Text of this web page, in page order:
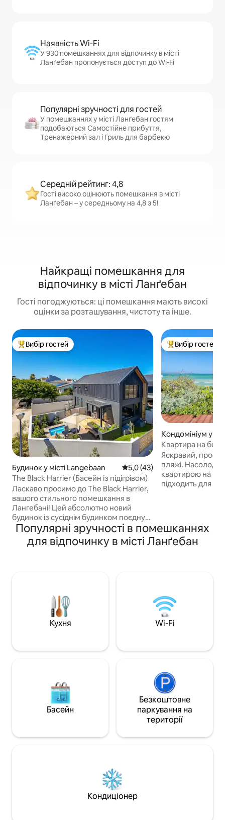
Наявність Wi-Fi
У 930 помешканнях для відпочинку в місті
Ланґебан пропонується доступ до Wi-Fi
Популярні зручності для гостей
У помешканнях у місті Ланґебан гостям
подобаються Самостійне прибуття,
Тренажерний зал і Гриль для барбекю
Середній рейтинг: 4,8
Гості високо оцінюють помешкання в місті
Ланґебан – у середньому на 4,8 з 5!
Найкращі помешкання для
відпочинку в місті Ланґебан
Гості погоджуються: ці помешкання мають високі
оцінки за розташування, чистоту та інше.
Топ вибір гостей
Вибір гостей
Будинок у місті Langebaan Середня оцінка: 5,0 з 5,
5,0 (43)
The Black Harrier (Басейн із підігрівом)
Ласкаво просимо до The Black Harrier,
вашого стильного помешкання в
Лангебані! Цей абсолютно новий
будинок із сусіднім будинком поєднує
в собі сучасний дизайн і комфорт,
розташований недалеко від пляжу.
Високі вікна наповнюють простір
На першому поверсі – спальня з
ліжком розміру «queen size» та
спільною ванною кімнатою, стильна
кухня, приватна тераса з грилем
Ідеально підходить для пар, друзів або
Топ вибір гостей
Вибір гостей
Кондомініум у
с
Квартира на
виходом до
Яскравий,
пляжі. Насолоджуйтеся цією
квартирою на
підходить для 2
(Netflix).
оптоволоконний
дістатися через
Примітка: також
односпальні
Популярні зручності в помешканнях
для відпочинку в місті Ланґебан
Кухня Wi-Fi
Басейн
Безкоштовне
паркування на
території
Кондиціонер